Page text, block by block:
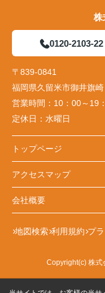
株
0120-2103-22
〒839-0841
福岡県久留米市御井旗
営業時間： 10：00～19
定休日： 水曜日
トップページ
アクセスマップ
会社概要
地図検索 利用規約 プ
Copyright(c) 株式